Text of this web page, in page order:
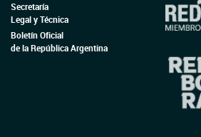
Secretaría
Legal y Técnica
Boletín Oficial
de la República Argentina